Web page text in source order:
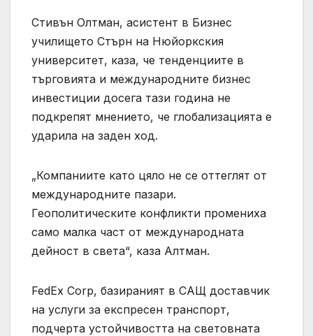
Стивън Олтман, асистент в Бизнес
училището Стърн на Нюйоркския
университет, каза, че тенденциите в
търговията и международните бизнес
инвестиции досега тази година не
подкрепят мнението, че глобализацията е
ударила на заден ход.
„Компаниите като цяло не се оттеглят от
международните пазари.
Геополитическите конфликти промениха
само малка част от международната
дейност в света“, каза Алтман.
FedEx Corp, базираният в САЩ доставчик
на услуги за експресен транспорт,
подчерта устойчивостта на световната